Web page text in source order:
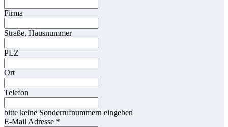
Firma
Straße, Hausnummer
PLZ
Ort
Telefon
bitte keine Sonderrufnummern eingeben
E-Mail Adresse *